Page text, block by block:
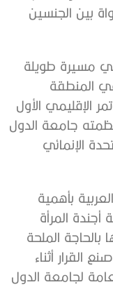
بين الجنسين
مسيرة طويلة
في المنطقة
الإقليمي الأول
جامعة الدول
الإنمائي
بأهمية
المرأة
بالحاجة الملحة
القرار أثناء
لجامعة الدول